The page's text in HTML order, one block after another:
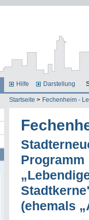
Hilfe Darstellung
Startseite > Fechenheim -
Programm
(ehemals